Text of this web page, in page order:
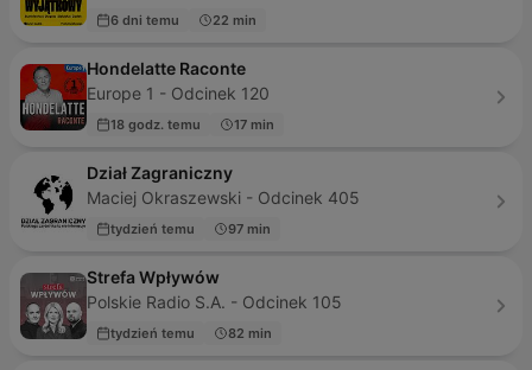
6 dni temu 22 min
Hondelatte Raconte
Europe 1 - Odcinek 120
18 godz. temu 17 min
Dział Zagraniczny
Maciej Okraszewski - Odcinek 405
tydzień temu 97 min
Strefa Wpływów
Polskie Radio S.A. - Odcinek 105
tydzień temu 82 min